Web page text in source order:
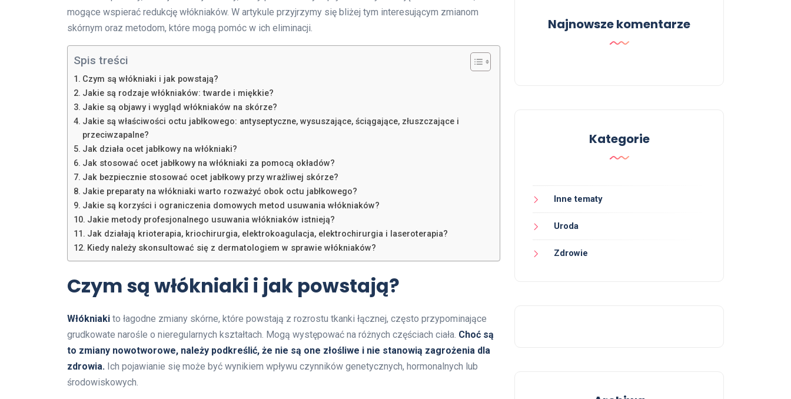
mogące wspierać redukcję włókniaków. W artykule przyjrzymy się bliżej tym interesującym zmianom
skórnym oraz metodom, które mogą pomóc w ich eliminacji.
Spis treści
Czym są włókniaki i jak powstają?
Jakie są rodzaje włókniaków: twarde i miękkie?
Jakie są objawy i wygląd włókniaków na skórze?
Jakie są właściwości octu jabłkowego: antyseptyczne, wysuszające, ściągające, złuszczające i
przeciwzapalne?
Jak działa ocet jabłkowy na włókniaki?
Jak stosować ocet jabłkowy na włókniaki za pomocą okładów?
Jak bezpiecznie stosować ocet jabłkowy przy wrażliwej skórze?
Jakie preparaty na włókniaki warto rozważyć obok octu jabłkowego?
Jakie są korzyści i ograniczenia domowych metod usuwania włókniaków?
Jakie metody profesjonalnego usuwania włókniaków istnieją?
Jak działają krioterapia, kriochirurgia, elektrokoagulacja, elektrochirurgia i laseroterapia?
Kiedy należy skonsultować się z dermatologiem w sprawie włókniaków?
Czym są włókniaki i jak powstają?
Włókniaki to łagodne zmiany skórne, które powstają z rozrostu tkanki łącznej, często przypominające
grudkowate narośle o nieregularnych kształtach. Mogą występować na różnych częściach ciała. Choć są
to zmiany nowotworowe, należy podkreślić, że nie są one złośliwe i nie stanowią zagrożenia dla
zdrowia. Ich pojawianie się może być wynikiem wpływu czynników genetycznych, hormonalnych lub
środowiskowych.
Najnowsze komentarze
Kategorie
Inne tematy
Uroda
Zdrowie